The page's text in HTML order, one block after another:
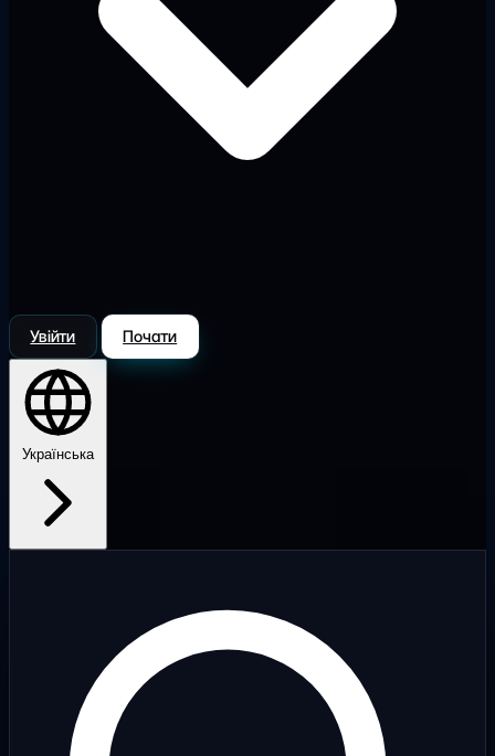
Увійти Почати
Українська